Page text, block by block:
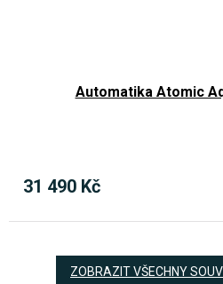
Automatika Atomic
31 490 Kč
ZOBRAZIT VŠECHNY